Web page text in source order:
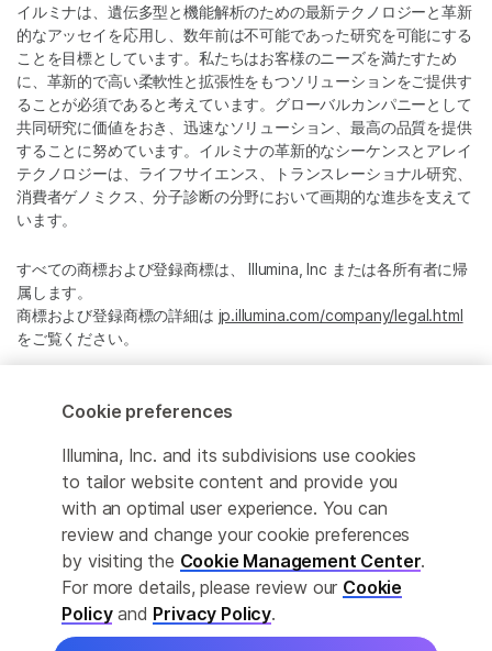
このページは機械翻訳を利用しております。なるべく正確な翻訳を
提供するために合理的な努力をしていますが、完全に正確な翻訳と
は限りませんので、あらかじめご了承ください。公式なコンテンツ
イルミナは、遺伝多型と機能解析のための最新テクノロジーと革新
的なアッセイを応用し、数年前は不可能であった研究を可能にする
ことを目標としています。私たちはお客様のニーズを満たすため
に、革新的で高い柔軟性と拡張性をもつソリューションをご提供す
ることが必須であると考えています。グローバルカンパニーとして
共同研究に価値をおき、迅速なソリューション、最高の品質を提供
することに努めています。イルミナの革新的なシーケンスとアレイ
テクノロジーは、ライフサイエンス、トランスレーショナル研究、
消費者ゲノミクス、分子診断の分野において画期的な進歩を支えて
います。
すべての商標および登録商標は、 Illumina, Inc または各所有者に帰
属します。
商標および登録商標の詳細は jp.illumina.com/company/legal.html
をご覧ください。
Cookie Management Center
プライバシーポリシ
© 2026 Illumina, Inc. All rights reserved.
Cookie preferences
Illumina, Inc. and its subdivisions use cookies
to tailor website content and provide you
with an optimal user experience. You can
review and change your cookie preferences
by visiting the Cookie Management Center.
For more details, please review our Cookie
Policyand Privacy Policy.